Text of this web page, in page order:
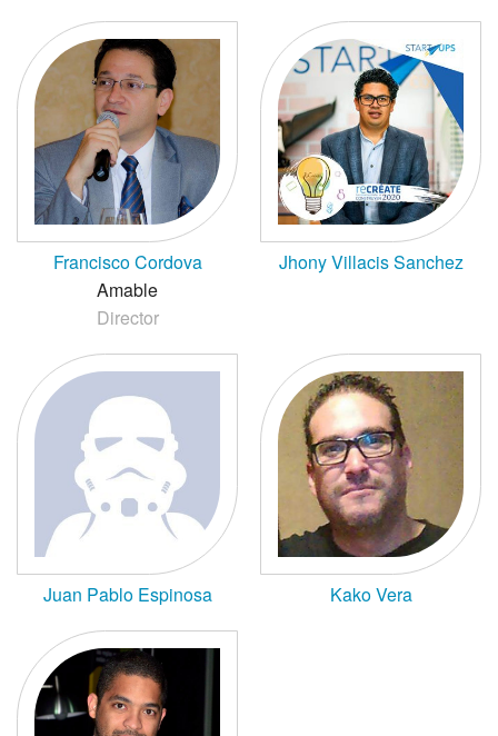
Francisco Cordova
Amable
Director
Jhony Villacis Sanchez
Juan Pablo Espinosa Kako Vera